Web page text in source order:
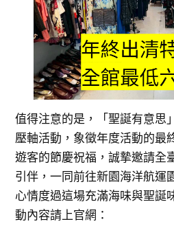
值得注意的是，「聖誕有意思
壓軸活動，象徵年度活動的最
遊客的節慶祝福，誠摯邀請全
引伴，一同前往新園海洋航運
心情度過這場充滿海味與聖誕
動內容請上官網：